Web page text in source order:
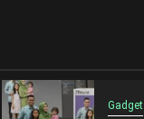
Gadget